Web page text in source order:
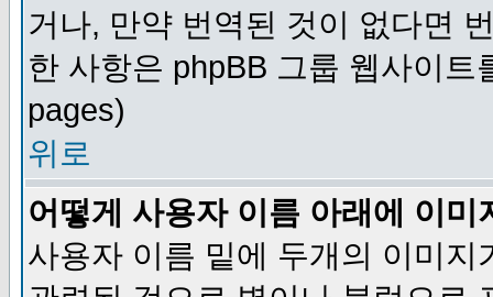
거나, 만약 번역된 것이 없다면
한 사항은 phpBB 그룹 웹사이
pages)
위로
어떻게 사용자 이름 아래에 이미
사용자 이름 밑에 두개의 이미